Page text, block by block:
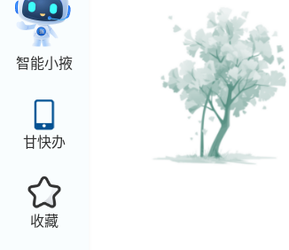
智能小掖
甘快办
收藏